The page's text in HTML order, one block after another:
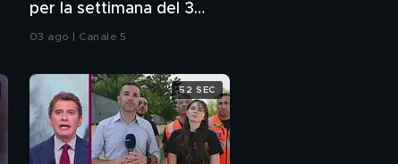
per la settimana del 3
agosto
03 ago | Canale 5
52 SEC